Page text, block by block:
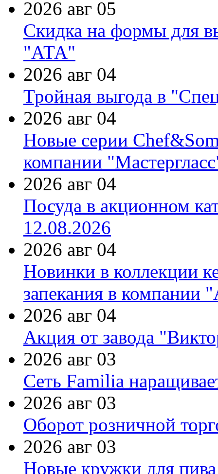
2026 авг 05
Скидка на формы для
"АТА"
2026 авг 04
Тройная выгода в
2026 авг 04
Новые серии
компании
2026 авг 04
Посуда в акционном
12.08.2026
2026 авг 04
Новинки в коллекции
запекания в компании
2026 авг 04
Акция от завода
2026 авг 03
Сеть Familia
2026 авг 03
Оборот розничной
2026 авг 03
Новые кружки для